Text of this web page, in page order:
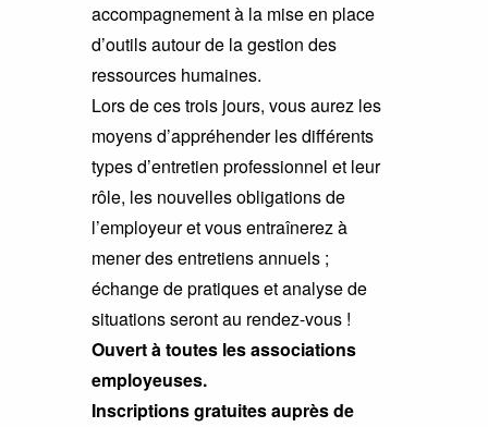
accompagnement à la mise en place
d’outils autour de la gestion des
ressources humaines.
Lors de ces trois jours, vous aurez les
moyens d’appréhender les différents
types d’entretien professionnel et leur
rôle, les nouvelles obligations de
l’employeur et vous entraînerez à
mener des entretiens annuels ;
échange de pratiques et analyse de
situations seront au rendez-vous !
Ouvert à toutes les associations
employeuses.
Inscriptions gratuites auprès de